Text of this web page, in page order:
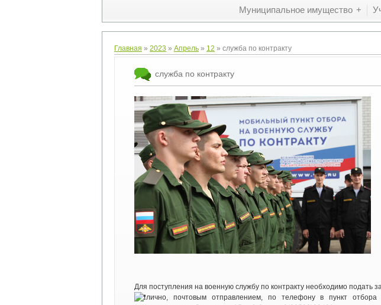
Муниципальное имущество
Главная » 2023 » Апрель » 12 » служба по контракту
служба по контракту
Для поступления на военную службу по контракту необходимо подать
лично, почтовым отправлением, по телефону в пункт отбора